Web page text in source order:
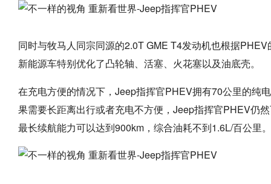
同时与牧马人同宗同源的2.0T GME T4发动机也根据
新能源车特别优化了凸轮轴、活塞、火花塞以及油底壳。
在充电方便的情况下，Jeep指挥官PHEV拥有70公里的纯
果需要长距离出行或者充电不方便，Jeep指挥官PHEV仍
最长续航能力可以达到900km，综合油耗不到1.6L/百公里。